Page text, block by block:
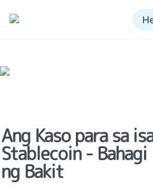
Ang Kaso para sa
Stablecoin -
ng Bakit